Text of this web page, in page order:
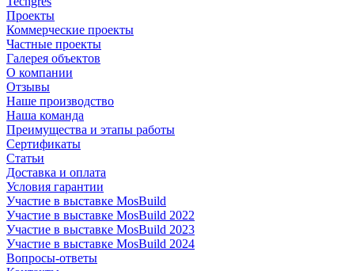
Проекты
Коммерческие проекты
Частные проекты
Галерея объектов
О компании
Отзывы
Наше производство
Наша команда
Преимущества и этапы работы
Сертификаты
Статьи
Доставка и оплата
Условия гарантии
Участие в выставке MosBuild
Участие в выставке MosBuild 2022
Участие в выставке MosBuild 2023
Участие в выставке MosBuild 2024
Вопросы-ответы